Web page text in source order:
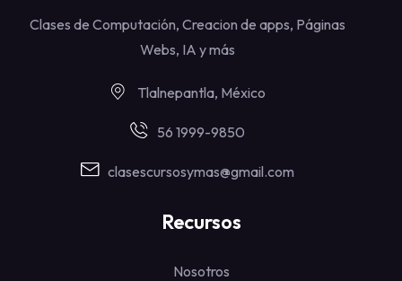
Clases de Computación, Creacion de apps, Páginas
Webs, IA y más
Tlalnepantla, México
56 1999-9850
clasescursosymas@gmail.com
Recursos
Nosotros